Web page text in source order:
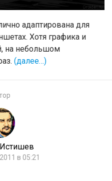
адаптирована для
Хотя графика и
на небольшом
(далее…)
в 05:21